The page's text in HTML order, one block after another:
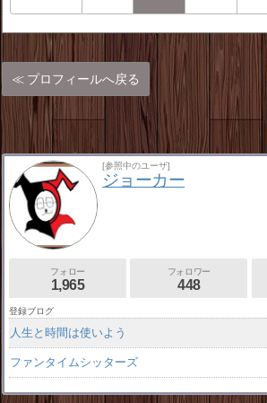
プロフィールへ戻る
[参照中のユーザ]
ジョーカー
フォロー
1,965
フォロワー
448
登録ブログ
人生と時間は使いよう
ファンタイムシッターズ